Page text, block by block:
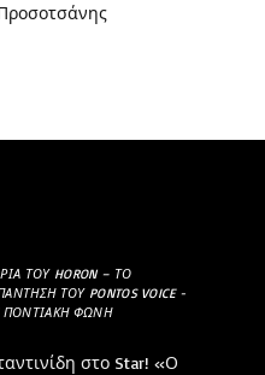
ΤΟΥ HORON – ΤΟ
ΤΟΥ PONTOS VOICE -
ΠΟΝΤΙΑΚΉ ΦΩΝΉ
στο Star! «Ο